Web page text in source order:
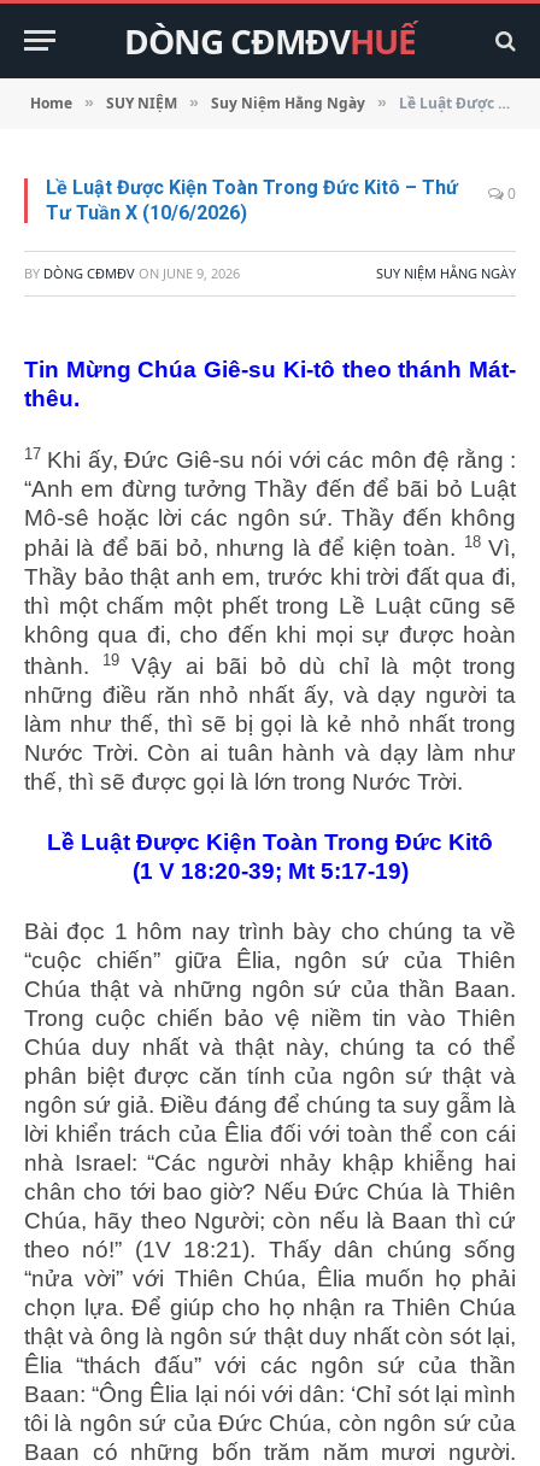
DÒNG CĐMĐVHUẾ
Home » SUY NIỆM » Suy Niệm Hằng Ngày » Lề Luật Được Kiện Toàn Trong Đức Kitô – Thứ Tư Tuần X (10/6/2026)
Lề Luật Được Kiện Toàn Trong Đức Kitô – Thứ
Tư Tuần X (10/6/2026)
0
BY DÒNG CĐMĐV ON JUNE 9, 2026 SUY NIỆM HẰNG NGÀY
Tin Mừng Chúa Giê-su Ki-tô theo thánh Mát-
thêu.
17 Khi ấy, Đức Giê-su nói với các môn đệ rằng :
“Anh em đừng tưởng Thầy đến để bãi bỏ Luật
Mô-sê hoặc lời các ngôn sứ. Thầy đến không
phải là để bãi bỏ, nhưng là để kiện toàn. 18Vì,
Thầy bảo thật anh em, trước khi trời đất qua đi,
thì một chấm một phết trong Lề Luật cũng sẽ
không qua đi, cho đến khi mọi sự được hoàn
thành.
19Vậy ai bãi bỏ dù chỉ là một trong
những điều răn nhỏ nhất ấy, và dạy người ta
làm như thế, thì sẽ bị gọi là kẻ nhỏ nhất trong
Nước Trời. Còn ai tuân hành và dạy làm như
thế, thì sẽ được gọi là lớn trong Nước Trời.
Lề Luật Được Kiện Toàn Trong Đức Kitô
(1 V 18:20-39; Mt 5:17-19)
Bài đọc 1 hôm nay trình bày cho chúng ta về
“cuộc chiến” giữa Êlia, ngôn sứ của Thiên
Chúa thật và những ngôn sứ của thần Baan.
Trong cuộc chiến bảo vệ niềm tin vào Thiên
Chúa duy nhất và thật này, chúng ta có thể
phân biệt được căn tính của ngôn sứ thật và
ngôn sứ giả. Điều đáng để chúng ta suy gẫm là
lời khiển trách của Êlia đối với toàn thể con cái
nhà Israel: “Các người nhảy khập khiễng hai
chân cho tới bao giờ? Nếu Đức Chúa là Thiên
Chúa, hãy theo Người; còn nếu là Baan thì cứ
theo nó!” (1V 18:21). Thấy dân chúng sống
“nửa vời” với Thiên Chúa, Êlia muốn họ phải
chọn lựa. Để giúp cho họ nhận ra Thiên Chúa
thật và ông là ngôn sứ thật duy nhất còn sót lại,
Êlia “thách đấu” với các ngôn sứ của thần
Baan: “Ông Êlia lại nói với dân: ‘Chỉ sót lại mình
tôi là ngôn sứ của Đức Chúa, còn ngôn sứ của
Baan có những bốn trăm năm mươi người.